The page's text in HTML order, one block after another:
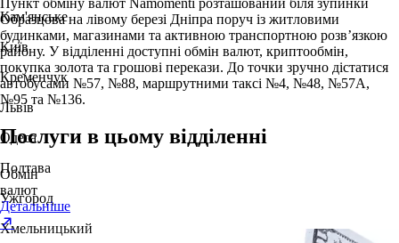
Кам'янське
Київ
Кременчук
Львів
Одеса
Полтава
Ужгород
Хмельницький
Образцова на лівому березі Дніпра поруч із житловими
будинками, магазинами та активною транспортною розв’язкою
району. У відділенні доступні обмін валют, криптообмін,
покупка золота та грошові перекази. До точки зручно дістатися
автобусами №57, №88, маршрутними таксі №4, №48, №57А,
№95 та №136.
Послуги в цьому відділенні
Обмін
валют
Детальніше